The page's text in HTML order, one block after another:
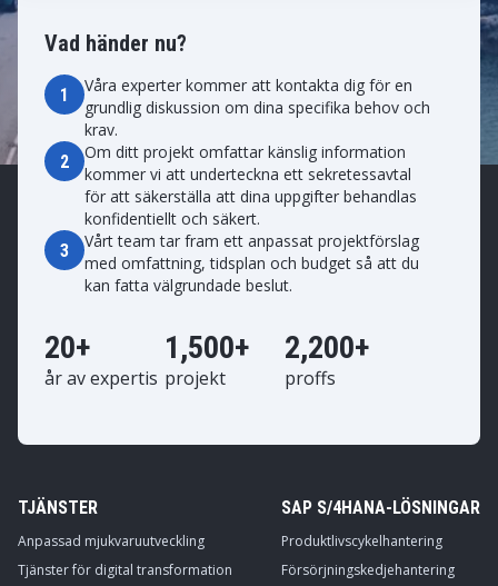
Vad händer nu?
1
Våra experter kommer att kontakta dig för en
grundlig diskussion om dina specifika behov och
krav.
2
Om ditt projekt omfattar känslig information
kommer vi att underteckna ett sekretessavtal
för att säkerställa att dina uppgifter behandlas
konfidentiellt och säkert.
3
Vårt team tar fram ett anpassat projektförslag
med omfattning, tidsplan och budget så att du
kan fatta välgrundade beslut.
20+
år av expertis
1,500+
projekt
2,200+
proffs
TJÄNSTER
Anpassad mjukvaruutveckling
Tjänster för digital transformation
SAP S/4HANA-LÖSNINGAR
Produktlivscykelhantering
Försörjningskedjehantering